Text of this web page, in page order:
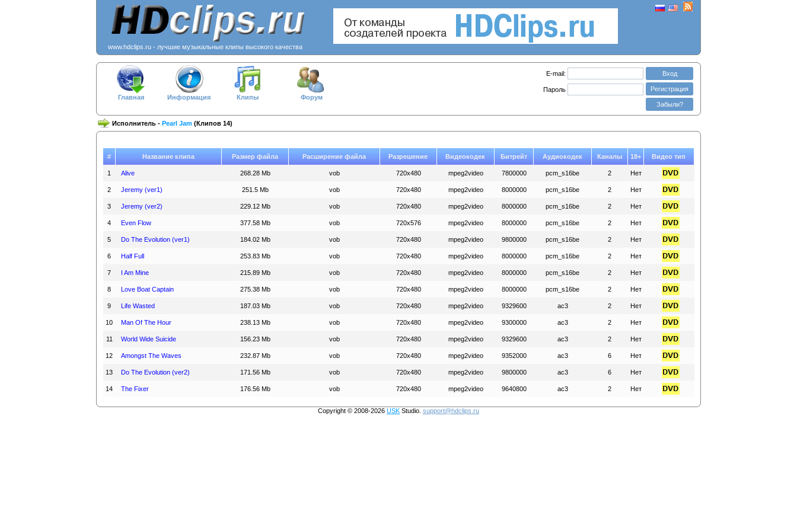
www.hdclips.ru - лучшие музыкальные клипы высокого качества
Главная Информация Клипы Форум
E-mail: Вход
Пароль Регистрация
Забыли?
Исполнитель - Pearl Jam (Клипов 14)
# Название клипа Размер файла Расширение файла Разрешение Видеокодек Битрейт Аудиокодек Каналы 18+ Видео тип
1 Alive 268.28 Mb vob 720x480 mpeg2video 7800000 pcm_s16be 2 Нет
2 Jeremy (ver1) 251.5 Mb vob 720x480 mpeg2video 8000000 pcm_s16be 2 Нет
3 Jeremy (ver2) 229.12 Mb vob 720x480 mpeg2video 8000000 pcm_s16be 2 Нет
4 Even Flow 377.58 Mb vob 720x576 mpeg2video 8000000 pcm_s16be 2 Нет
5 Do The Evolution (ver1) 184.02 Mb vob 720x480 mpeg2video 9800000 pcm_s16be 2 Нет
6 Half Full 253.83 Mb vob 720x480 mpeg2video 8000000 pcm_s16be 2 Нет
7 I Am Mine 215.89 Mb vob 720x480 mpeg2video 8000000 pcm_s16be 2 Нет
8 Love Boat Captain 275.38 Mb vob 720x480 mpeg2video 8000000 pcm_s16be 2 Нет
9 Life Wasted 187.03 Mb vob 720x480 mpeg2video 9329600 ac3 2 Нет
10 Man Of The Hour 238.13 Mb vob 720x480 mpeg2video 9300000 ac3 2 Нет
11 World Wide Suicide 156.23 Mb vob 720x480 mpeg2video 9329600 ac3 2 Нет
12 Amongst The Waves 232.87 Mb vob 720x480 mpeg2video 9352000 ac3 6 Нет
13 Do The Evolution (ver2) 171.56 Mb vob 720x480 mpeg2video 9800000 ac3 6 Нет
14 The Fixer 176.56 Mb vob 720x480 mpeg2video 9640800 ac3 2 Нет
Copyright © 2008-2026 USK Studio. support@hdclips.ru